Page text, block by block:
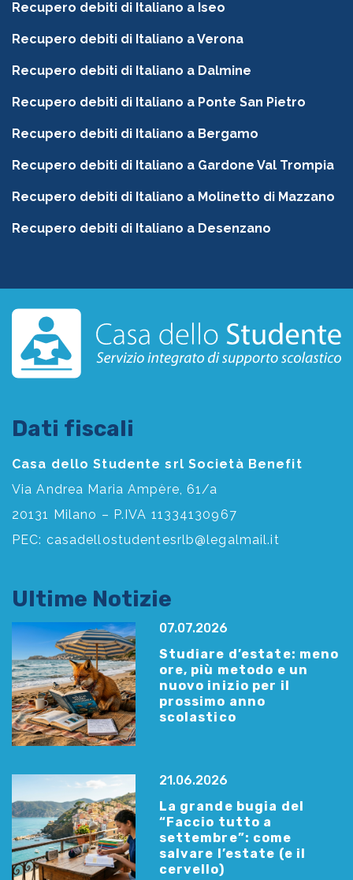
Recupero debiti di Italiano a Iseo
Recupero debiti di Italiano a Verona
Recupero debiti di Italiano a Dalmine
Recupero debiti di Italiano a Ponte San Pietro
Recupero debiti di Italiano a Bergamo
Recupero debiti di Italiano a Gardone Val Trompia
Recupero debiti di Italiano a Molinetto di Mazzano
Recupero debiti di Italiano a Desenzano
Dati fiscali
Casa dello Studente srl Società Benefit
Via Andrea Maria Ampère, 61/a
20131 Milano – P.IVA 11334130967
PEC: casadellostudentesrlb@legalmail.it
Ultime Notizie
07.07.2026
Studiare d’estate: meno
ore, più metodo e un
nuovo inizio per il
prossimo anno
scolastico
21.06.2026
La grande bugia del
“Faccio tutto a
settembre”: come
salvare l’estate (e il
cervello)